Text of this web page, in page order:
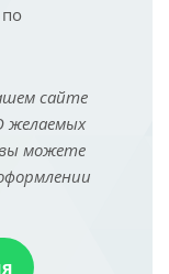
сайте
желаемых
можете